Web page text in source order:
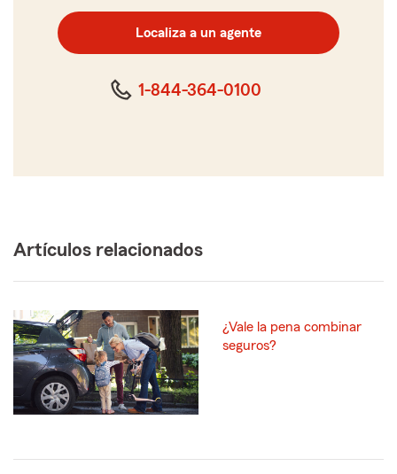
código
postal
de
cinco
Localiza a un agente
1-844-364-0100
Artículos relacionados
¿Vale la pena combinar
seguros?